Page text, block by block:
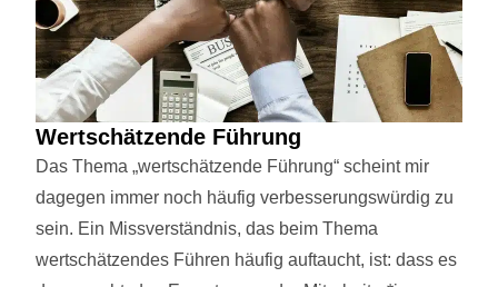
Wertschätzende Führung
Das Thema „wertschätzende Führung“ scheint mir
dagegen immer noch häufig verbesserungswürdig zu
sein. Ein Missverständnis, das beim Thema
wertschätzendes Führen häufig auftaucht, ist: dass es